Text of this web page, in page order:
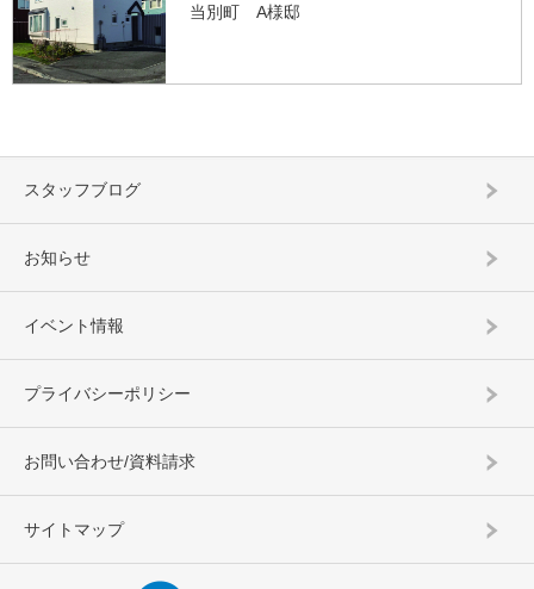
当別町 A様邸
スタッフブログ
お知らせ
イベント情報
プライバシーポリシー
お問い合わせ/資料請求
サイトマップ